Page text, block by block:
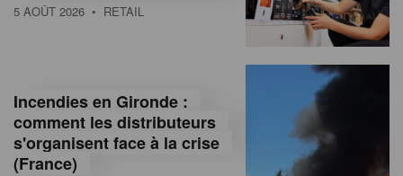
5 AOÛT 2026 • RETAIL
Incendies en Gironde :
comment les distributeurs
s'organisent face à la crise
(France)